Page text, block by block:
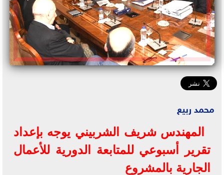
محمد ربيع
المهندس شريف الشربيني يوجه بإعداد
تقرير أسبوعي للمتابعة الدورية للأعمال
الجارية بالمشروع